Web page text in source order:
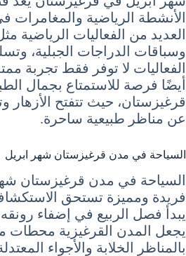
الأنشطة الرياضية والمغامرات
العديد من الفعاليات الرياضية
وسباقات الدراجات الجبلية،
الفعاليات لا توفر فقط تجربة
أيضًا فرصة للاستمتاع بجمال
قرغيزستان، حيث تتفتح الأزهار
عن مناظر طبيعية ساحرة.
السياحة في مدن قرغيزستان شهر ابريل
السياحة في مدن قرغيزستان
فريدة ومميزة تستحق
يبدأ فصل الربيع في إضفاء
يجعل المدن القرغيزية محطات
بالمناظر الخلابة والأجواء